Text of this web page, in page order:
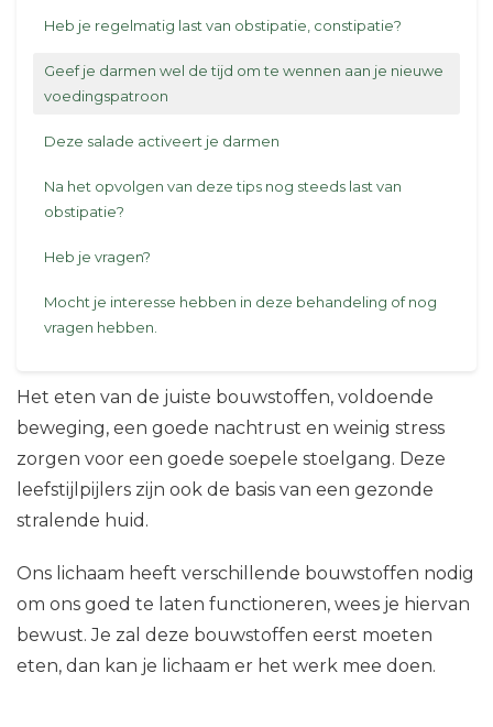
Het eten van de juiste bouwstoffen, voldoende
beweging, een goede nachtrust en weinig stress
zorgen voor een goede soepele stoelgang. Deze
leefstijlpijlers zijn ook de basis van een gezonde
stralende huid.
Ons lichaam heeft verschillende bouwstoffen nodig
om ons goed te laten functioneren, wees je hiervan
bewust. Je zal deze bouwstoffen eerst moeten
eten, dan kan je lichaam er het werk mee doen.
Heb je regelmatig last van obstipatie, constipatie?
Geef je darmen wel de tijd om te wennen aan je nieuwe
voedingspatroon
Deze salade activeert je darmen
Na het opvolgen van deze tips nog steeds last van
obstipatie?
Heb je vragen?
Mocht je interesse hebben in deze behandeling of nog
vragen hebben.